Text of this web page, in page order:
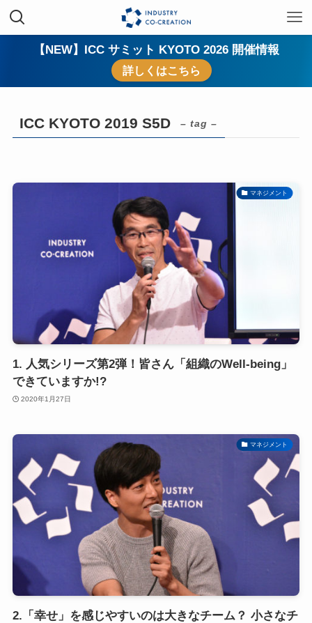
【NEW】ICC サミット KYOTO 2026 開催情報
詳しくはこちら
ICC KYOTO 2019 S5D – tag –
マネジメント
1. 人気シリーズ第2弾！皆さん「組織のWell-being」
できていますか!?
2020年1月27日
マネジメント
2.「幸せ」を感じやすいのは大きなチーム？ 小さなチ